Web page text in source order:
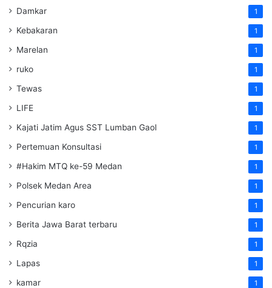
Damkar 1
Kebakaran 1
Marelan 1
ruko 1
Tewas 1
LIFE 1
Kajati Jatim Agus SST Lumban Gaol 1
Pertemuan Konsultasi 1
#Hakim MTQ ke-59 Medan 1
Polsek Medan Area 1
Pencurian karo 1
Berita Jawa Barat terbaru 1
Rqzia 1
Lapas 1
kamar 1